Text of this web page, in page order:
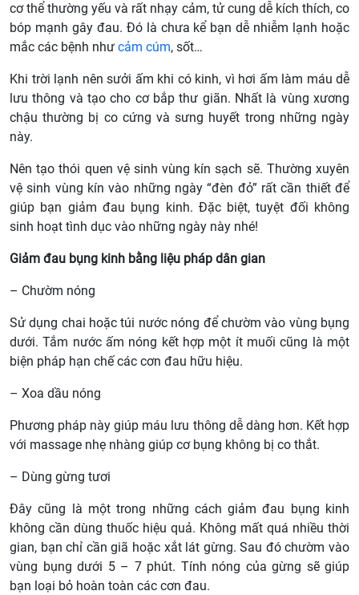
cơ thể thường yếu và rất nhạy cảm, tử cung dễ kích thích, co
bóp mạnh gây đau. Đó là chưa kể bạn dễ nhiễm lạnh hoặc
mắc các bệnh như cảm cúm, sốt…
Khi trời lạnh nên sưởi ấm khi có kinh, vì hơi ấm làm máu dễ
lưu thông và tạo cho cơ bắp thư giãn. Nhất là vùng xương
chậu thường bị co cứng và sưng huyết trong những ngày
này.
Nên tạo thói quen vệ sinh vùng kín sạch sẽ. Thường xuyên
vệ sinh vùng kín vào những ngày “đèn đỏ” rất cần thiết để
giúp bạn giảm đau bụng kinh. Đặc biệt, tuyệt đối không
sinh hoạt tình dục vào những ngày này nhé!
Giảm đau bụng kinh bằng liệu pháp dân gian
– Chườm nóng
Sử dụng chai hoặc túi nước nóng để chườm vào vùng bụng
dưới. Tắm nước ấm nóng kết hợp một ít muối cũng là một
biện pháp hạn chế các cơn đau hữu hiệu.
– Xoa dầu nóng
Phương pháp này giúp máu lưu thông dễ dàng hơn. Kết hợp
với massage nhẹ nhàng giúp cơ bụng không bị co thắt.
– Dùng gừng tươi
Đây cũng là một trong những cách giảm đau bụng kinh
không cần dùng thuốc hiệu quả. Không mất quá nhiều thời
gian, bạn chỉ cần giã hoặc xắt lát gừng. Sau đó chườm vào
vùng bụng dưới 5 – 7 phút. Tính nóng của gừng sẽ giúp
bạn loại bỏ hoàn toàn các cơn đau.